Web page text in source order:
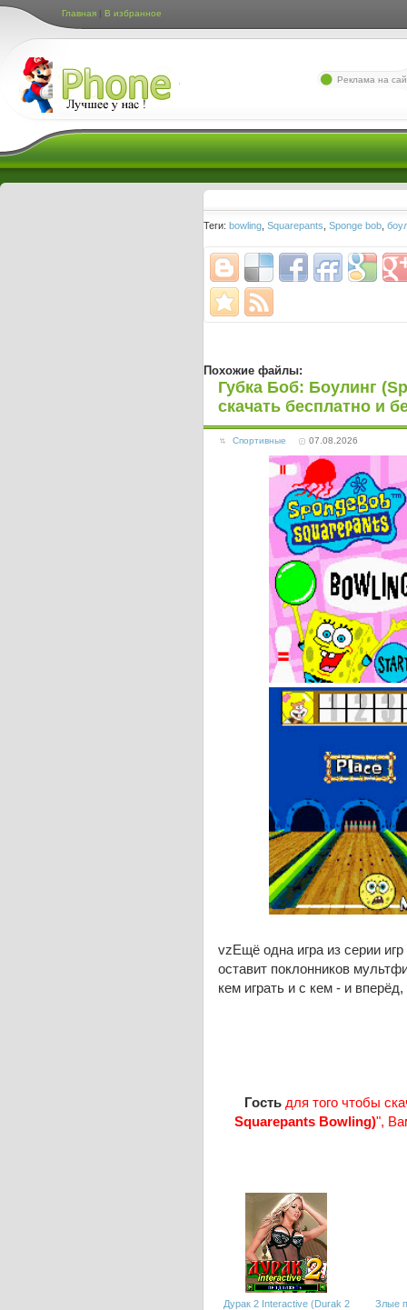
Главная | В избранное
Лучшие игры для
Реклама на
Теги: bowling Squarepants Sponge bob
Похожие файлы:
Губка Боб: Боулинг
скачать бесплатно и
Спортивные 07.08.2026
vzЕщё одна игра из серии
оставит поклонников
кем играть и с кем - и
Гость для того чтобы
Squarepants Bowling)",
Дурак 2 Interactive (Durak 2
Злые